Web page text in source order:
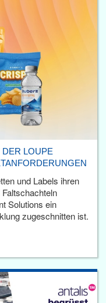
LOUPE
und Labels ihren
Solutions ein
zugeschnitten ist.